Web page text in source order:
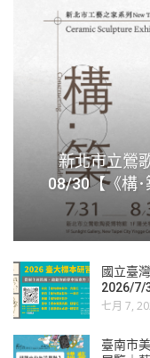
新北市立鶯
08/30【《構
國立臺
2026/7/
七月 7,
臺南市